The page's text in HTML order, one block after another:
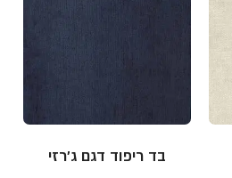
בד ריפוד דגם ג'רזי